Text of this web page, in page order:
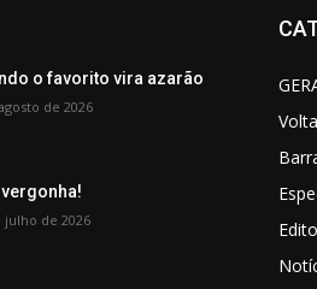
o favorito vira azarão
de 2026
vergonha!
julho de 2026